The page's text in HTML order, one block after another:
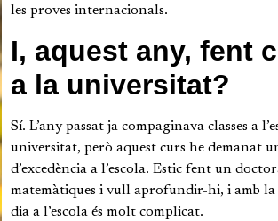
les proves internacionals.
I, aquest any, fent
a la universitat?
Sí. L’any passat ja compaginava classes a
universitat, però aquest curs he demanat
d’excedència a l’escola. Estic fent un
matemàtiques i vull aprofundir-hi, i amb la
dia a l’escola és molt complicat.